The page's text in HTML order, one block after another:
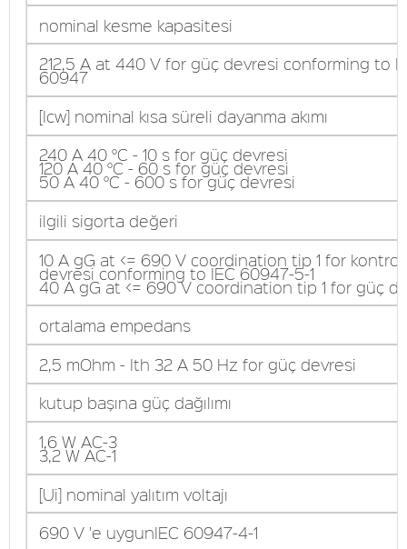
nominal kesme kapasitesi
212,5 A at 440 V for güç devresi conforming to
60947
[Icw] nominal kısa süreli dayanma akımı
240 A 40 °C - 10 s for güç devresi
120 A 40 °C - 60 s for güç devresi
50 A 40 °C - 600 s for güç devresi
ilgili sigorta değeri
10 A gG at <= 690 V coordination tip 1 for kontrol
devresi conforming to IEC 60947-5-1
40 A gG at <= 690 V coordination tip 1 for güç
ortalama empedans
2,5 mOhm - Ith 32 A 50 Hz for güç devresi
kutup başına güç dağılımı
1,6 W AC-3
3,2 W AC-1
[Ui] nominal yalıtım voltajı
690 V 'e uygunIEC 60947-4-1